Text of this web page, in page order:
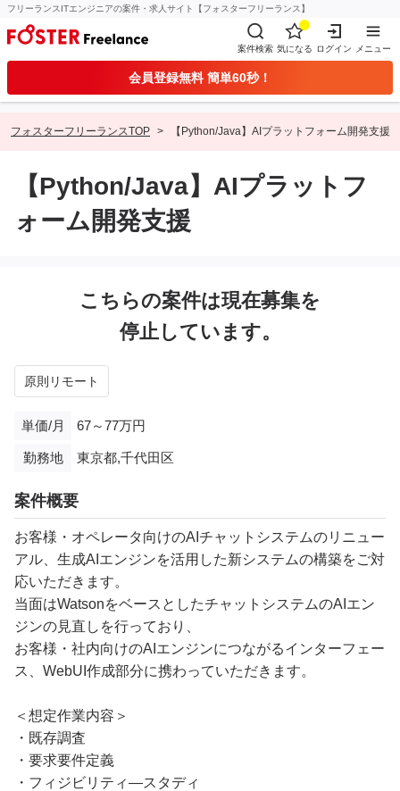
フリーランスITエンジニアの案件・求人サイト【フォスターフリーランス】
案件検索 気になる ログイン メニュー
会員登録無料 簡単60秒！
フォスターフリーランスTOP 【Python/Java】AIプラットフォーム開発支援
【Python/Java】AIプラットフ
ォーム開発支援
こちらの案件は現在募集を
停止しています。
原則リモート
単価/月 67～77万円
勤務地 東京都,千代田区
案件概要
お客様・オペレータ向けのAIチャットシステムのリニュー
アル、生成AIエンジンを活用した新システムの構築をご対
応いただきます。
当面はWatsonをベースとしたチャットシステムのAIエン
ジンの見直しを行っており、
お客様・社内向けのAIエンジンにつながるインターフェー
ス、WebUI作成部分に携わっていただきます。
＜想定作業内容＞
・既存調査
・要求要件定義
・フィジビリティ―スタディ